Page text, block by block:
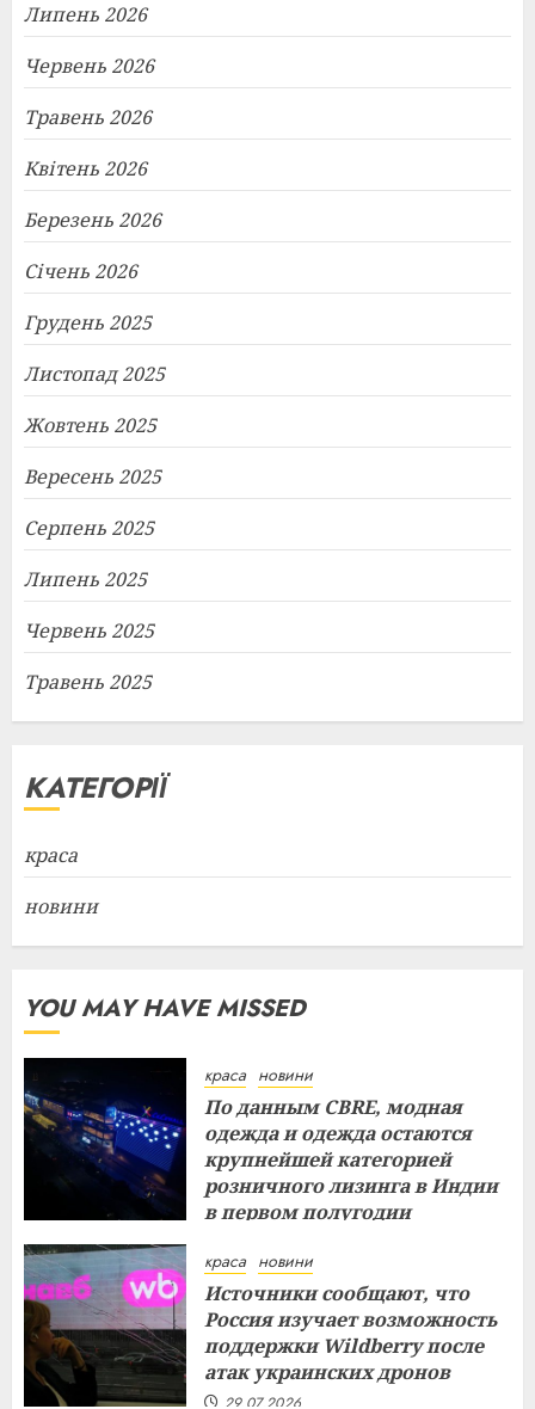
Липень 2026
Червень 2026
Травень 2026
Квітень 2026
Березень 2026
Січень 2026
Грудень 2025
Листопад 2025
Жовтень 2025
Вересень 2025
Серпень 2025
Липень 2025
Червень 2025
Травень 2025
КАТЕГОРІЇ
краса
новини
YOU MAY HAVE MISSED
краса новини
По данным CBRE, модная
одежда и одежда остаются
крупнейшей категорией
розничного лизинга в Индии
в первом полугодии
краса новини
Источники сообщают, что
Россия изучает возможность
поддержки Wildberry после
атак украинских дронов
29.07.2026